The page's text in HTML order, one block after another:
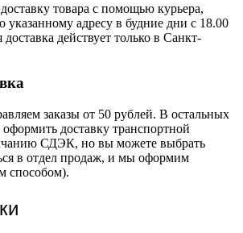
товара с помощью курьера,
указанному адресу в будние дни с 18.00
действует только в Санкт-
заказы от 50 рублей. В остальных
оформить доставку транспортной
СДЭК, но вы можете выбрать
в отдел продаж, и мы оформим
способом).